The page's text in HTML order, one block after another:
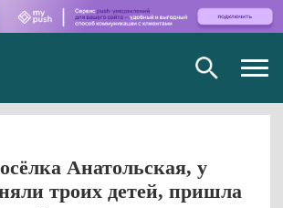
Анатольская, у
троих детей, пришла